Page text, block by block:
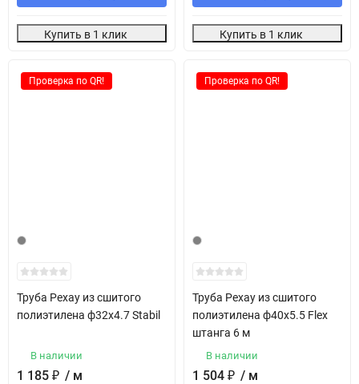
Купить в 1 клик Купить в 1 клик
Проверка по QR!
Труба Рехау из сшитого
полиэтилена ф32х4.7 Stabil
В наличии
1 185 ₽ / м
Проверка по QR!
Труба Рехау из сшитого
полиэтилена ф40х5.5 Flex
штанга 6 м
В наличии
1 504 ₽ / м